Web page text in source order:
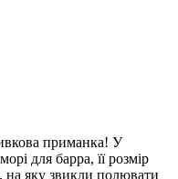
приманка! У
для барра, її розмір
на яку звикли полювати